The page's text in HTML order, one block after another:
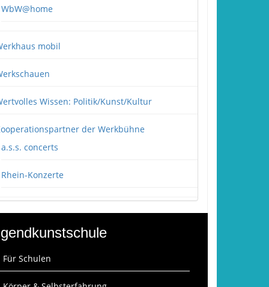
WbW@home
mobil
Wissen: Politik/Kunst/Kultur
der Werkbühne
a.s.s. concerts
Rhein-Konzerte
Für Schulen